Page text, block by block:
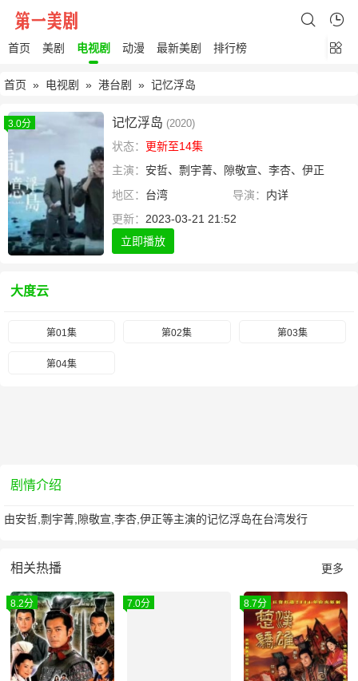
首页 美剧 电视剧 动漫 最新美剧 排行榜
首页 » 电视剧 » 港台剧 » 记忆浮岛
3.0分 记忆浮岛 (2020)
状态： 更新至14集
主演： 安哲、剽宇菁、隙敬宣、李杏、伊正
地区： 台湾 导演： 内详
更新： 2023-03-21 21:52
立即播放
大度云
第01集 第02集 第03集
第04集
剧情介绍
由安哲,剽宇菁,隙敬宣,李杏,伊正等主演的记忆浮岛在台湾发行
相关热播 更多
8.2分 7.0分 8.7分